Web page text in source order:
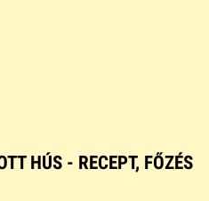
HÚS - RECEPT, FŐZÉS